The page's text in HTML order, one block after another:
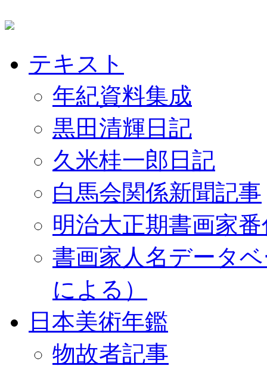
テキスト
年紀資料集成
黒田清輝日記
久米桂一郎日記
白馬会関係新聞記事
明治大正期書画家
書画家人名データ
による）
日本美術年鑑
物故者記事